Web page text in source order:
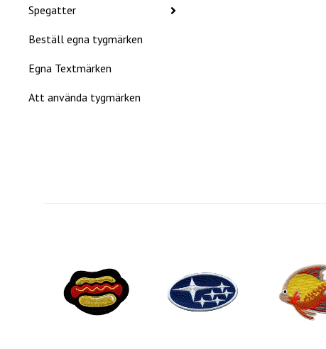
Spegatter
Beställ egna tygmärken
Egna Textmärken
Att använda tygmärken